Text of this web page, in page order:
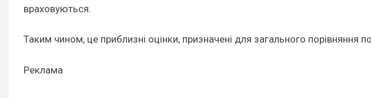
враховуються.
Таким чином, це приблизні оцінки, призначені для загального порівняння
Реклама